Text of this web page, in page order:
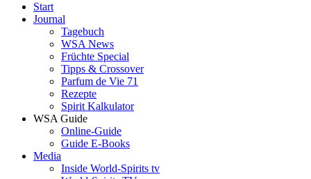
Start
Journal
Tagebuch
WSA News
Früchte Special
Tipps & Crossover
Parfum de Vie 71
Rezepte
Spirit Kalkulator
WSA Guide
Online-Guide
Guide E-Books
Media
Inside World-Spirits tv